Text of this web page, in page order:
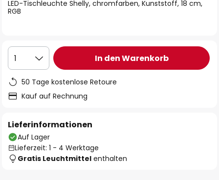
LED-Tischleuchte Shelly, chromfarben, Kunststoff, 18 cm,
RGB
1 In den Warenkorb
50 Tage kostenlose Retoure
Kauf auf Rechnung
Lieferinformationen
Auf Lager
Lieferzeit: 1 - 4 Werktage
Gratis Leuchtmittel enthalten